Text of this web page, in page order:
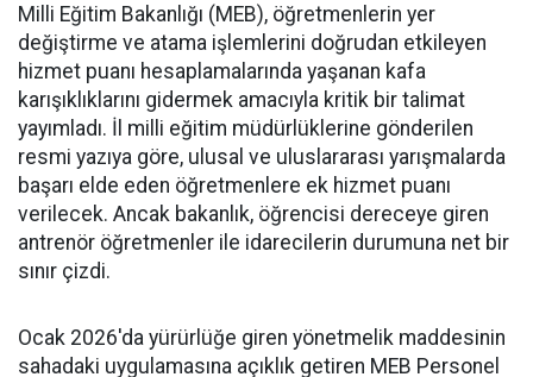
Milli Eğitim Bakanlığı (MEB), öğretmenlerin yer
değiştirme ve atama işlemlerini doğrudan etkileyen
hizmet puanı hesaplamalarında yaşanan kafa
karışıklıklarını gidermek amacıyla kritik bir talimat
yayımladı. İl milli eğitim müdürlüklerine gönderilen
resmi yazıya göre, ulusal ve uluslararası yarışmalarda
başarı elde eden öğretmenlere ek hizmet puanı
verilecek. Ancak bakanlık, öğrencisi dereceye giren
antrenör öğretmenler ile idarecilerin durumuna net bir
sınır çizdi.
Ocak 2026'da yürürlüğe giren yönetmelik maddesinin
sahadaki uygulamasına açıklık getiren MEB Personel